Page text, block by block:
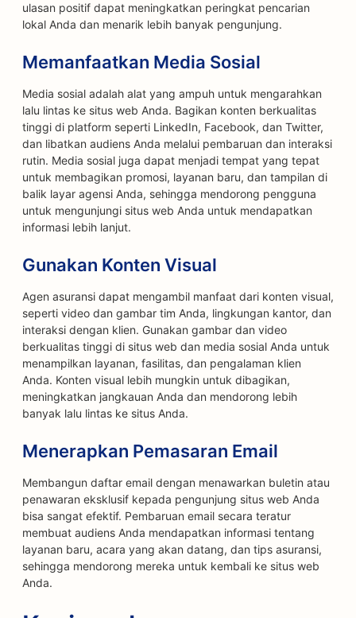
ulasan positif dapat meningkatkan peringkat pencarian
lokal Anda dan menarik lebih banyak pengunjung.
Memanfaatkan Media Sosial
Media sosial adalah alat yang ampuh untuk mengarahkan
lalu lintas ke situs web Anda. Bagikan konten berkualitas
tinggi di platform seperti LinkedIn, Facebook, dan Twitter,
dan libatkan audiens Anda melalui pembaruan dan interaksi
rutin. Media sosial juga dapat menjadi tempat yang tepat
untuk membagikan promosi, layanan baru, dan tampilan di
balik layar agensi Anda, sehingga mendorong pengguna
untuk mengunjungi situs web Anda untuk mendapatkan
informasi lebih lanjut.
Gunakan Konten Visual
Agen asuransi dapat mengambil manfaat dari konten visual,
seperti video dan gambar tim Anda, lingkungan kantor, dan
interaksi dengan klien. Gunakan gambar dan video
berkualitas tinggi di situs web dan media sosial Anda untuk
menampilkan layanan, fasilitas, dan pengalaman klien
Anda. Konten visual lebih mungkin untuk dibagikan,
meningkatkan jangkauan Anda dan mendorong lebih
banyak lalu lintas ke situs Anda.
Menerapkan Pemasaran Email
Membangun daftar email dengan menawarkan buletin atau
penawaran eksklusif kepada pengunjung situs web Anda
bisa sangat efektif. Pembaruan email secara teratur
membuat audiens Anda mendapatkan informasi tentang
layanan baru, acara yang akan datang, dan tips asuransi,
sehingga mendorong mereka untuk kembali ke situs web
Anda.